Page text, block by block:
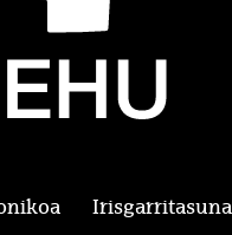
Irisgarritasuna